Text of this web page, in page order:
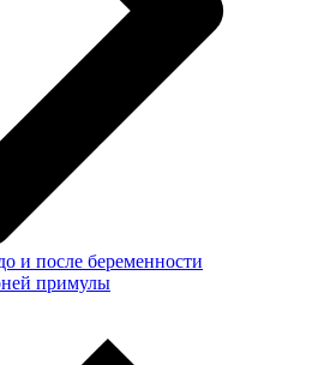
и после беременности
примулы